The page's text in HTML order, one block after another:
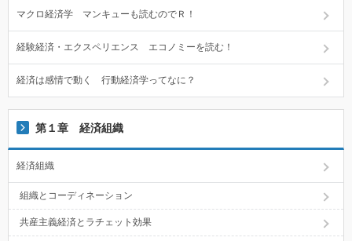
マクロ経済学 マンキューも読むのでＲ！
経験経済・エクスペリエンス エコノミーを読む！
経済は感情で動く 行動経済学ってなに？
第１章 経済組織
経済組織
組織とコーディネーション
共産主義経済とラチェット効果